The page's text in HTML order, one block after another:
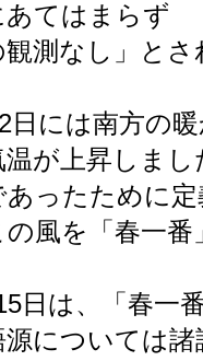
あてはまらず
観測なし」と
日には南方の
が上昇しまし
あったために定
の風を「春一
日は、「春一
源については